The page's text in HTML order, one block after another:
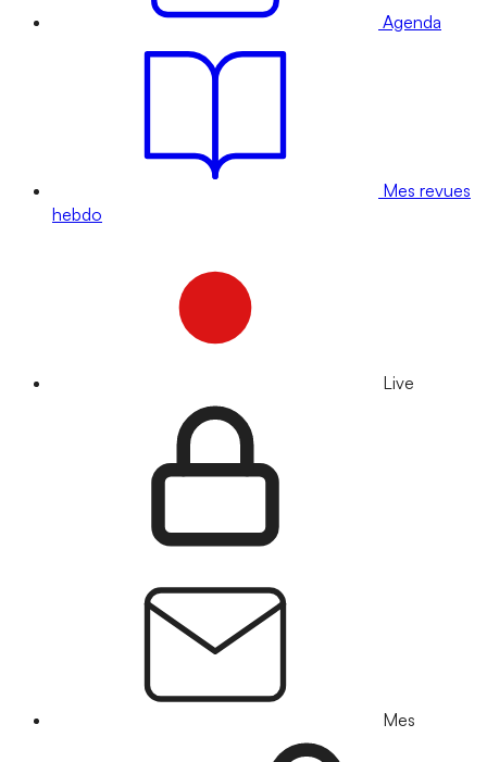
Agenda
Mes revues
hebdo
Live
Mes